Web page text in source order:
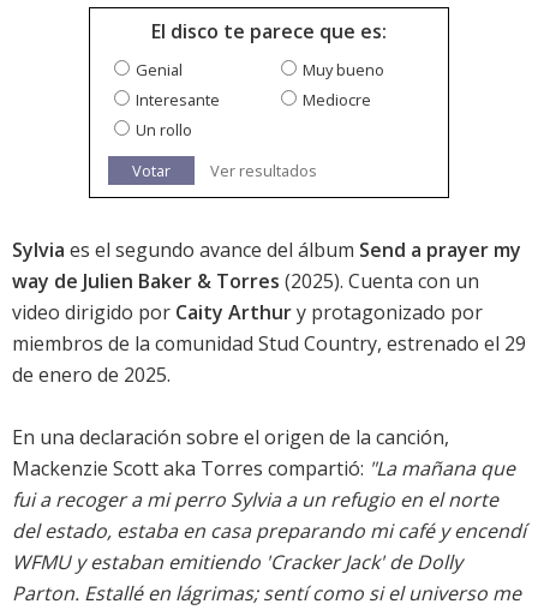
El disco te parece que es:
Genial
Muy bueno
Interesante
Mediocre
Un rollo
Votar
Ver resultados
Sylvia es el segundo avance del álbum Send a prayer my
way de Julien Baker & Torres (2025). Cuenta con un
video dirigido por Caity Arthury protagonizado por
miembros de la comunidad Stud Country, estrenado el 29
de enero de 2025.
En una declaración sobre el origen de la canción,
Mackenzie Scott aka Torres compartió: "La mañana que
fui a recoger a mi perro Sylvia a un refugio en el norte
del estado, estaba en casa preparando mi café y encendí
WFMU y estaban emitiendo 'Cracker Jack' de Dolly
Parton. Estallé en lágrimas; sentí como si el universo me